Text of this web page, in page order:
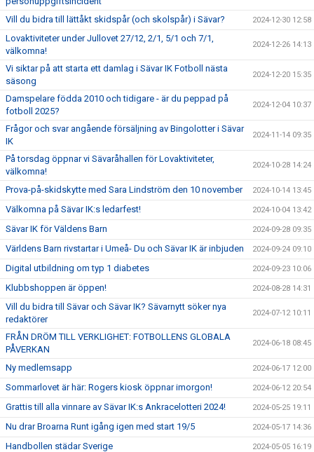
Vill du bidra till lättåkt skidspår (och skolspår) i Sävar? 2024-12-30 12:58
Lovaktiviteter under Jullovet 27/12, 2/1, 5/1 och 7/1,
välkomna!
2024-12-26 14:13
Vi siktar på att starta ett damlag i Sävar IK Fotboll nästa
säsong
2024-12-20 15:35
Damspelare födda 2010 och tidigare - är du peppad på
fotboll 2025?
2024-12-04 10:37
Frågor och svar angående försäljning av Bingolotter i Sävar
IK
2024-11-14 09:35
På torsdag öppnar vi Sävaråhallen för Lovaktiviteter,
välkomna!
2024-10-28 14:24
Prova-på-skidskytte med Sara Lindström den 10 november 2024-10-14 13:45
Välkomna på Sävar IK:s ledarfest! 2024-10-04 13:42
Sävar IK för Väldens Barn 2024-09-28 09:35
Världens Barn rivstartar i Umeå- Du och Sävar IK är inbjuden 2024-09-24 09:10
Digital utbildning om typ 1 diabetes 2024-09-23 10:06
Klubbshoppen är öppen! 2024-08-28 14:31
Vill du bidra till Sävar och Sävar IK? Sävarnytt söker nya
redaktörer
2024-07-12 10:11
FRÅN DRÖM TILL VERKLIGHET: FOTBOLLENS GLOBALA
PÅVERKAN
2024-06-18 08:45
Ny medlemsapp 2024-06-17 12:00
Sommarlovet är här: Rogers kiosk öppnar imorgon! 2024-06-12 20:54
Grattis till alla vinnare av Sävar IK:s Ankracelotteri 2024! 2024-05-25 19:11
Nu drar Broarna Runt igång igen med start 19/5 2024-05-17 14:36
Handbollen städar Sverige 2024-05-05 16:19